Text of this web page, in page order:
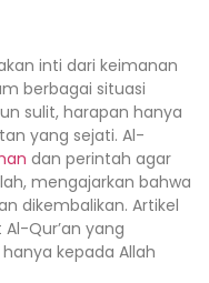
inti dari keimanan
berbagai situasi
sulit, harapan hanya
yang sejati. Al-
dan perintah agar
mengajarkan bahwa
dikembalikan. Artikel
Qur’an yang
kepada Allah